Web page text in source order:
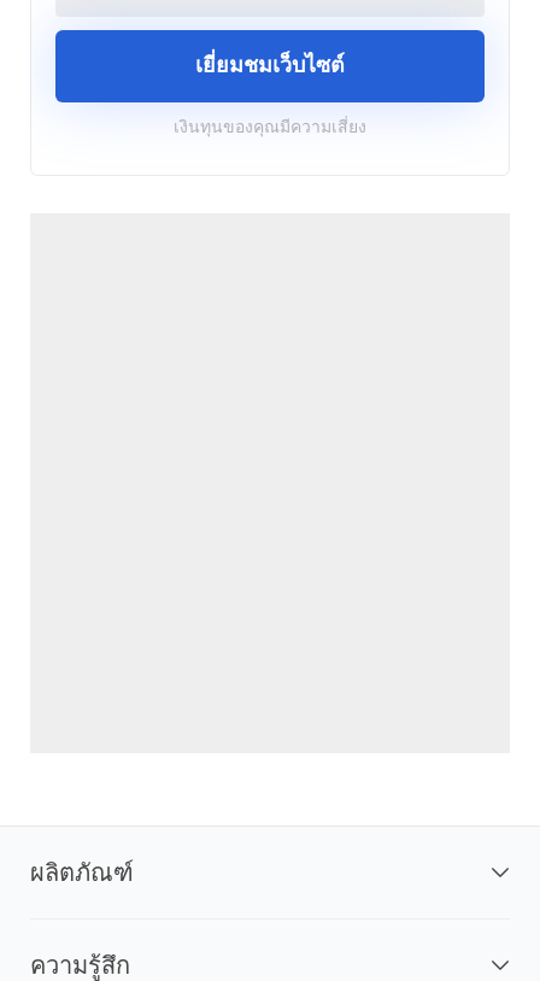
เยี่ยมชมเว็บไซต์
เงินทุนของคุณมีความเสี่ยง
ผลิตภัณฑ์
ความรู้สึก